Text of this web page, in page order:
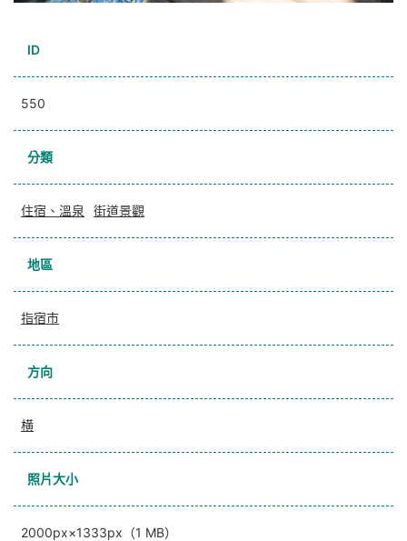
ID
550
分類
住宿、溫泉 街道景觀
地區
指宿市
方向
横
照片大小
2000px×1333px（1 MB）